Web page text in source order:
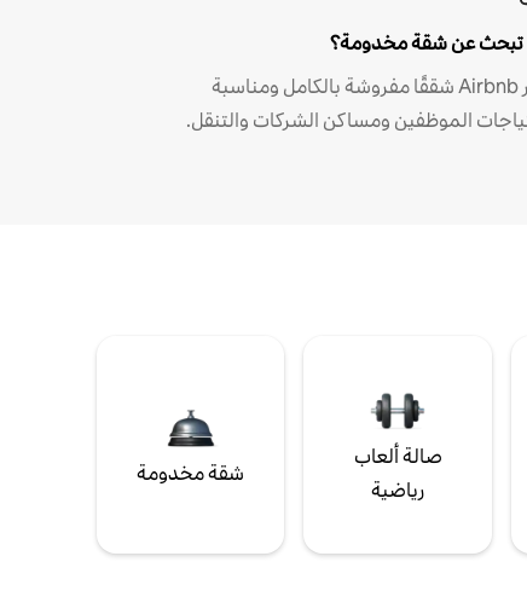
عن شقة مخدومة؟
توفر Airbnb شققًا مفروشة بالكامل ومناسبة
الموظفين ومساكن الشركات والتنقل.
صالة ألعاب
رياضية
شقة مخدومة